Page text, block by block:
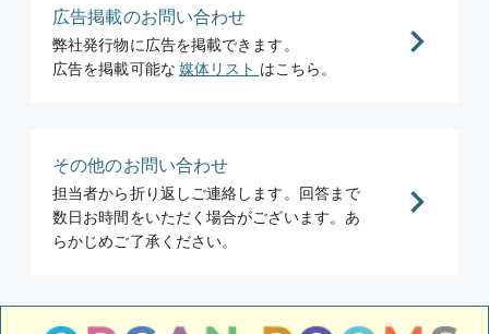
広告掲載のお問い合わせ
弊社発行物に広告を掲載できます。
広告を掲載可能な 媒体リスト はこちら。
その他のお問い合わせ
担当者から折り返しご連絡します。回答まで
数日お時間をいただく場合がございます。あ
らかじめご了承ください。